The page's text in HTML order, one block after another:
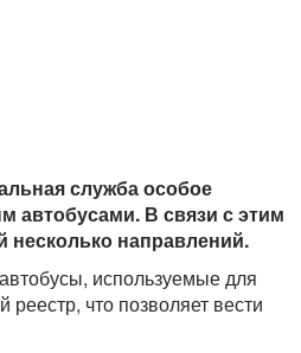
служба особое
автобусами. В связи с этим
направлений.
используемые для
реестр, что позволяет вести